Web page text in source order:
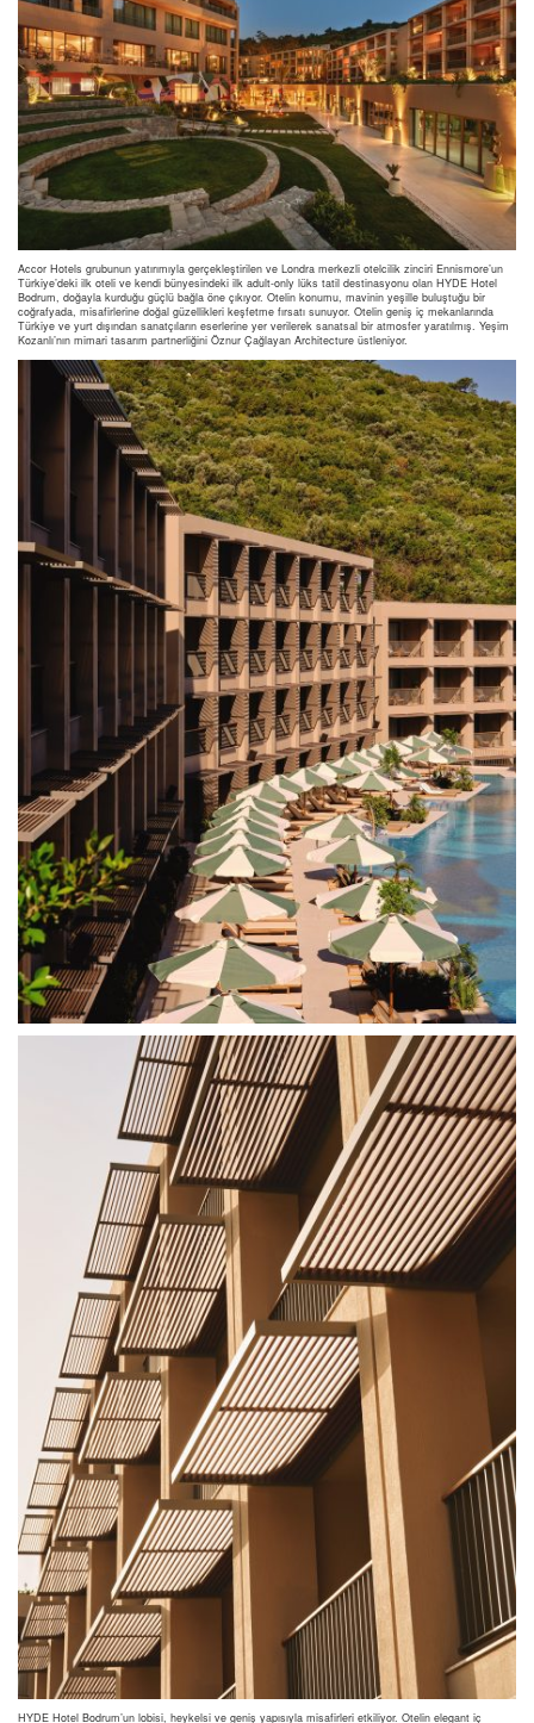
Accor Hotels grubunun yatırımıyla gerçekleştirilen ve Londra merkezli otelcilik zinciri Ennismore’un
Türkiye’deki ilk oteli ve kendi bünyesindeki ilk adult-only lüks tatil destinasyonu olan HYDE Hotel
Bodrum, doğayla kurduğu güçlü bağla öne çıkıyor. Otelin konumu, mavinin yeşille buluştuğu bir
coğrafyada, misafirlerine doğal güzellikleri keşfetme fırsatı sunuyor. Otelin geniş iç mekanlarında
Türkiye ve yurt dışından sanatçıların eserlerine yer verilerek sanatsal bir atmosfer yaratılmış. Yeşim
Kozanlı’nın mimari tasarım partnerliğini Öznur Çağlayan Architecture üstleniyor.
HYDE Hotel Bodrum’un lobisi, heykelsi ve geniş yapısıyla misafirleri etkiliyor. Otelin elegant iç